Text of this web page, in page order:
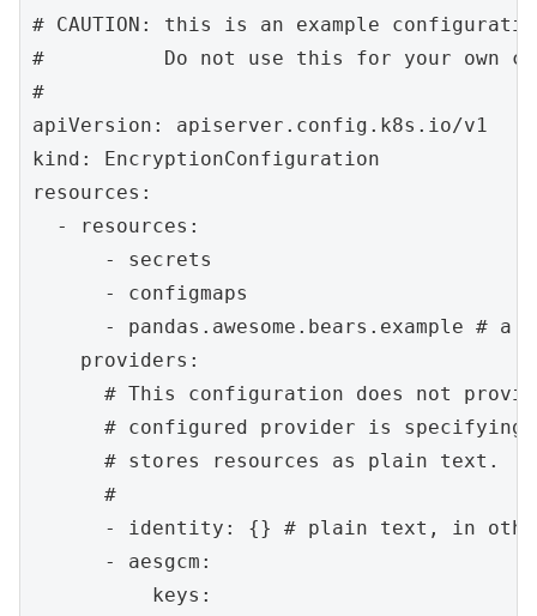
# CAUTION: this is an example
#          Do not use this for your own
#
apiVersion: apiserver.config.k8s.io/v1
kind: EncryptionConfiguration
resources:
  - resources:
      - secrets
      - configmaps
- pandas.awesome.bears.example # a
    providers:
# This configuration does not
# configured provider is specifying
      # stores resources as plain text.
      #
- identity: {} # plain text, in
      - aesgcm:
          keys: